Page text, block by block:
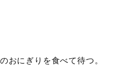
おにぎりを食べて待つ。